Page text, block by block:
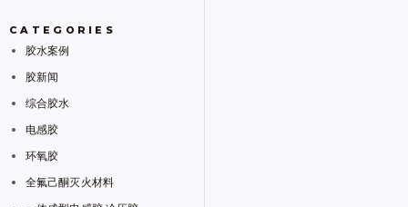
CATEGORIES
胶水案例
胶新闻
综合胶水
电感胶
环氧胶
全氟己酮灭火材料